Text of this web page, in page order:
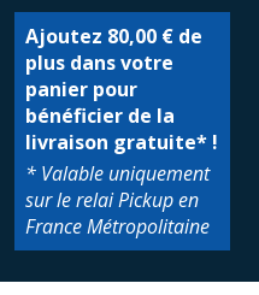
Ajoutez 80,00 € de
plus dans votre
panier pour
bénéficier de la
livraison gratuite* !
* Valable uniquement
sur le relai Pickup en
France Métropolitaine